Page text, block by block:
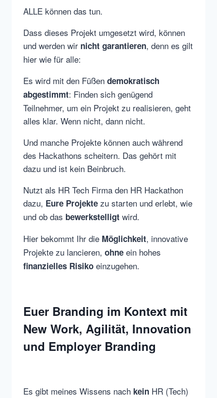
ALLE können das tun.
Dass dieses Projekt umgesetzt wird, können
und werden wir nicht garantieren, denn es gilt
hier wie für alle:
Es wird mit den Füßen demokratisch
abgestimmt: Finden sich genügend
Teilnehmer, um ein Projekt zu realisieren, geht
alles klar. Wenn nicht, dann nicht.
Und manche Projekte können auch während
des Hackathons scheitern. Das gehört mit
dazu und ist kein Beinbruch.
Nutzt als HR Tech Firma den HR Hackathon
dazu, Eure Projekte zu starten und erlebt, wie
und ob das bewerkstelligt wird.
Hier bekommt Ihr die Möglichkeit, innovative
Projekte zu lancieren, ohne ein hohes
finanzielles Risiko einzugehen.
Euer Branding im Kontext mit
New Work, Agilität, Innovation
und Employer Branding
Es gibt meines Wissens nach kein HR (Tech)